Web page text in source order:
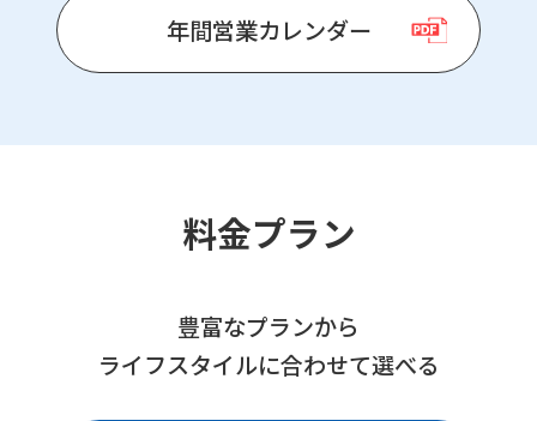
年間営業カレンダー
料金プラン
豊富なプランから
ライフスタイルに合わせて選べる